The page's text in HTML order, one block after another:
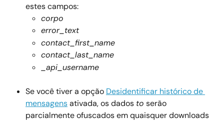
estes campos:
corpo
error_text
contact_first_name
contact_last_name
_api_username
Se você tiver a opção Desidentificar histórico de
mensagens ativada, os dados to serão
parcialmente ofuscados em quaisquer downloads